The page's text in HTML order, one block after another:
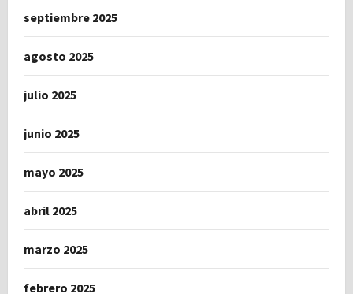
septiembre 2025
agosto 2025
julio 2025
junio 2025
mayo 2025
abril 2025
marzo 2025
febrero 2025